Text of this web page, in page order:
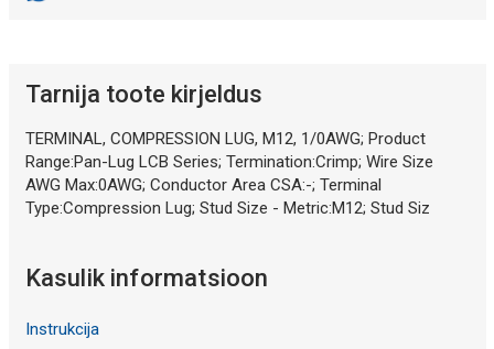
Tarnija toote kirjeldus
TERMINAL, COMPRESSION LUG, M12, 1/0AWG; Product
Range:Pan-Lug LCB Series; Termination:Crimp; Wire Size
AWG Max:0AWG; Conductor Area CSA:-; Terminal
Type:Compression Lug; Stud Size - Metric:M12; Stud Siz
Kasulik informatsioon
Instrukcija